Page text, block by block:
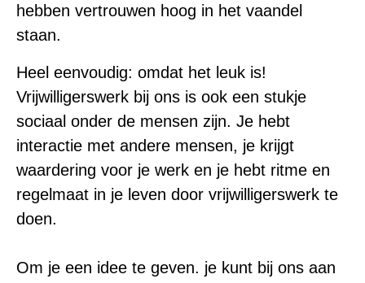
hebben vertrouwen hoog in het vaandel
staan.
Heel eenvoudig: omdat het leuk is!
Vrijwilligerswerk bij ons is ook een stukje
sociaal onder de mensen zijn. Je hebt
interactie met andere mensen, je krijgt
waardering voor je werk en je hebt ritme en
regelmaat in je leven door vrijwilligerswerk te
doen.
Om je een idee te geven. je kunt bij ons aan